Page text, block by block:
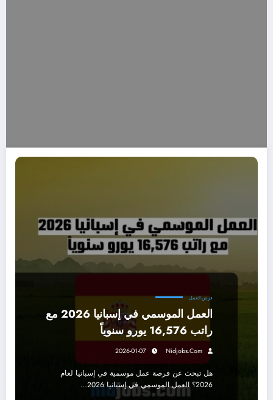
فرص العمل
العمل الموسمي في إسبانيا 2026 مع
راتب 16,576 يورو سنوياً
Nidjobs.com
2026-01-07
هل تبحث عن فرصة عمل موسمية في إسبانيا لعام
2026؟ العمل الموسمي في إسبانيا 2026…